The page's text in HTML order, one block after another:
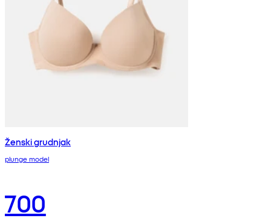
Ženski grudnjak
plunge model
700